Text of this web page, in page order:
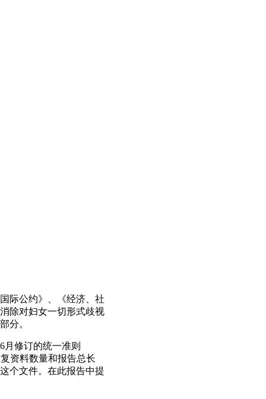
际公约》、《经济、社
除对妇女一切形式歧视
分。
月修订的统一准则
资料数量和报告总长
个文件。在此报告中提